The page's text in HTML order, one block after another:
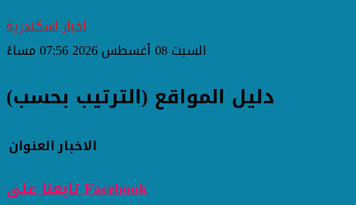
اخبار اسكندرية
السبت 08 أغسطس 2026 07:56 مساءً
دليل المواقع (الترتيب بحسب)
العنوانالاخبار
تابعنا على Facebook